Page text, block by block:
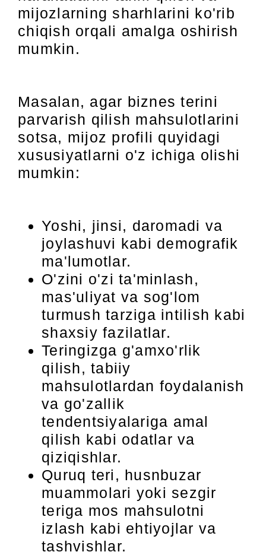
mijozlarning sharhlarini ko'rib
chiqish orqali amalga oshirish
mumkin.
Masalan, agar biznes terini
parvarish qilish mahsulotlarini
sotsa, mijoz profili quyidagi
xususiyatlarni o'z ichiga olishi
mumkin:
Yoshi, jinsi, daromadi va
joylashuvi kabi demografik
ma'lumotlar.
O'zini o'zi ta'minlash,
mas'uliyat va sog'lom
turmush tarziga intilish kabi
shaxsiy fazilatlar.
Teringizga g'amxo'rlik
qilish, tabiiy
mahsulotlardan foydalanish
va go'zallik
tendentsiyalariga amal
qilish kabi odatlar va
qiziqishlar.
Quruq teri, husnbuzar
muammolari yoki sezgir
teriga mos mahsulotni
izlash kabi ehtiyojlar va
tashvishlar.